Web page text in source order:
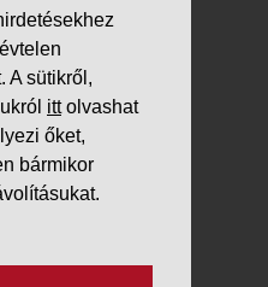
A sütikről,
ittolvashat
őket,
bármikor
díjak